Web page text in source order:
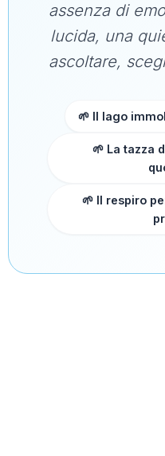
assenza di
lucida, una
ascoltare,
🌱 Il lago
🌱 La tazza
🌱 Il respiro